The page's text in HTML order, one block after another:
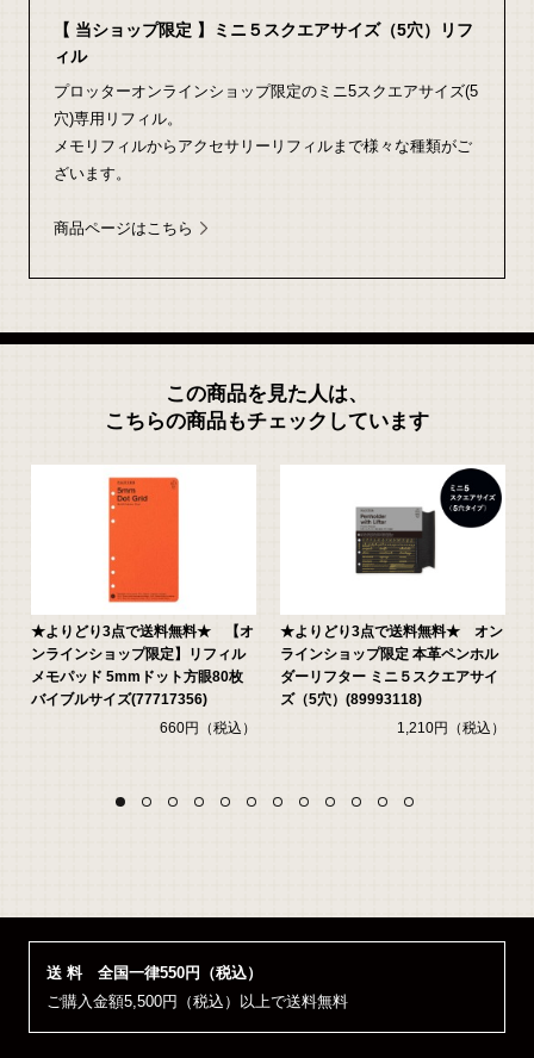
【 当ショップ限定 】ミニ５スクエアサイズ（5穴）リフ
ィル
プロッターオンラインショップ限定のミニ5スクエアサイズ(5
穴)専用リフィル。
メモリフィルからアクセサリーリフィルまで様々な種類がご
ざいます。
商品ページはこちら
この商品を見た人は、
こちらの商品もチェックしています
★よりどり3点で送料無料★ 【オ
ンラインショップ限定】リフィル
メモパッド 5mmドット方眼80枚
バイブルサイズ(77717356)
660円（税込）
★よりどり3点で送料無料★ オン
ラインショップ限定 本革ペンホル
ダーリフター ミニ５スクエアサイ
ズ（5穴）(89993118)
1,210円（税込）
送 料 全国一律550円（税込）
ご購入金額5,500円（税込）以上で送料無料